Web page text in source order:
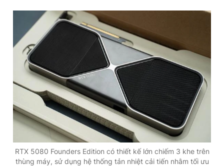
RTX 5080 Founders Edition có thiết kế lớn chiếm 3 khe trên
thùng máy, sử dụng hệ thống tản nhiệt cải tiến nhằm tối ưu